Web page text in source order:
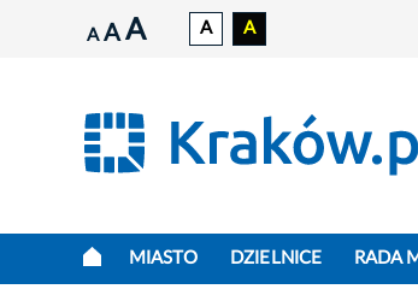
A A A A A
MIASTO DZIELNICE RADA